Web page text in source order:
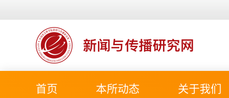
首页 本所动态 关于我们